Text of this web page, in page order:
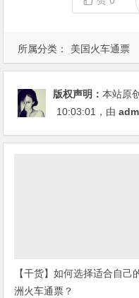
所属分类： 美国火车通票
版权声明：本站原
10:03:01 ，由
【干货】如何选择适合自己
洲火车通票？